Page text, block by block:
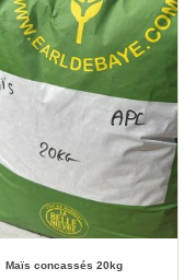
Maïs concassés 20kg